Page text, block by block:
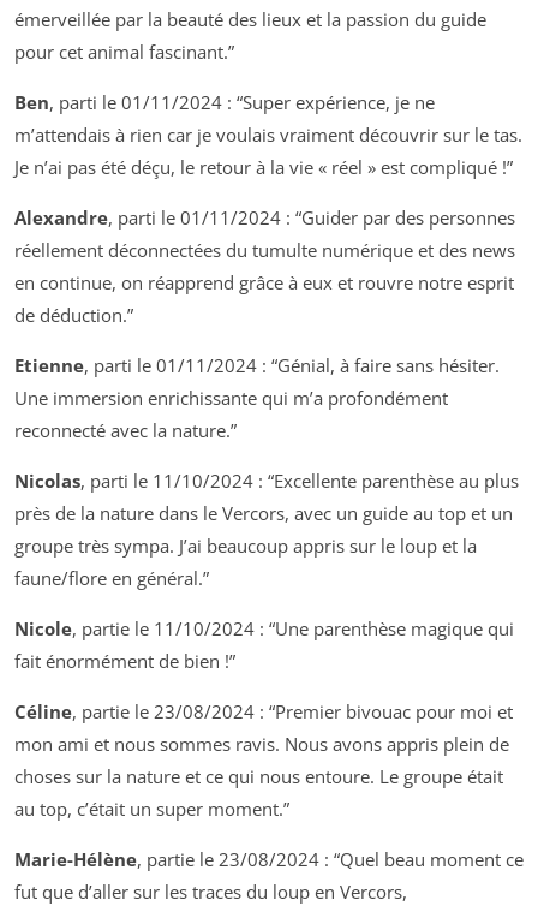
émerveillée par la beauté des lieux et la passion du guide
pour cet animal fascinant.”
Ben, parti le 01/11/2024 : “Super expérience, je ne
m’attendais à rien car je voulais vraiment découvrir sur le tas.
Je n’ai pas été déçu, le retour à la vie « réel » est compliqué !”
Alexandre, parti le 01/11/2024 : “Guider par des personnes
réellement déconnectées du tumulte numérique et des news
en continue, on réapprend grâce à eux et rouvre notre esprit
de déduction.”
Etienne, parti le 01/11/2024 : “Génial, à faire sans hésiter.
Une immersion enrichissante qui m’a profondément
reconnecté avec la nature.”
Nicolas, parti le 11/10/2024 : “Excellente parenthèse au plus
près de la nature dans le Vercors, avec un guide au top et un
groupe très sympa. J’ai beaucoup appris sur le loup et la
faune/flore en général.”
Nicole, partie le 11/10/2024 : “Une parenthèse magique qui
fait énormément de bien !”
Céline, partie le 23/08/2024 : “Premier bivouac pour moi et
mon ami et nous sommes ravis. Nous avons appris plein de
choses sur la nature et ce qui nous entoure. Le groupe était
au top, c’était un super moment.”
Marie-Hélène, partie le 23/08/2024 : “Quel beau moment ce
fut que d’aller sur les traces du loup en Vercors,